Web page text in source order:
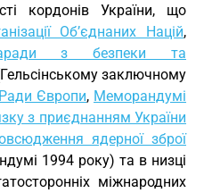
кордонів України, що
Об’єднаних Націй,
з безпеки та
заключному
Європи, Меморандумі
з приєднанням України
ядерної зброї
1994 року) та в низці
міжнародних